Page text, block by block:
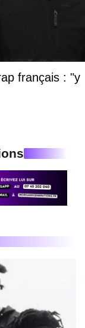
français : "y